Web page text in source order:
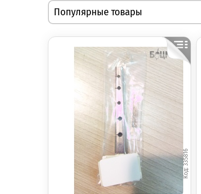
Популярные товары
Тиски SFPT-1015 Crown
4 390.00р. (шт.)
UV фонарь 12 диодов
395 нм (F1212UF)
1 415.00р.(шт.)
335816